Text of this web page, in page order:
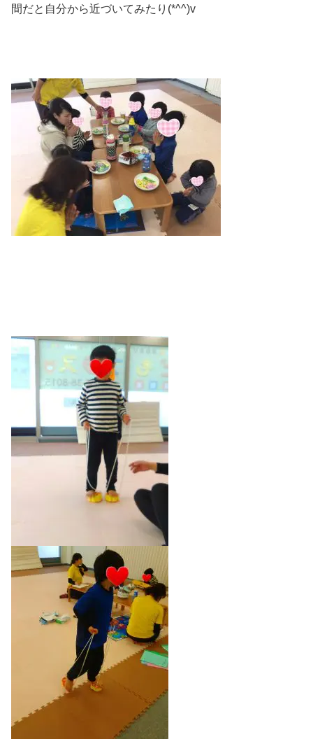
間だと自分から近づいてみたり(*^^)v